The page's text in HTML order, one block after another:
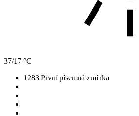
37/17 °C
1283 První písemná zmínka